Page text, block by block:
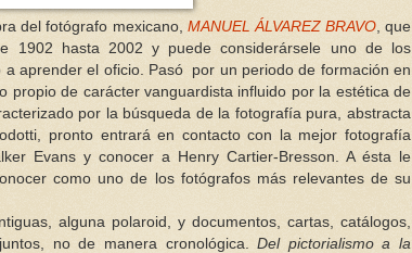
del fotógrafo mexicano, MANUEL ÁLVAREZ BRAVO, que
1902 hasta 2002 y puede considerársele uno de los
aprender el oficio. Pasó por un periodo de formación en
propio de carácter vanguardista influido por la estética de
por la búsqueda de la fotografía pura, abstracta
pronto entrará en contacto con la mejor fotografía
Evans y conocer a Henry Cartier-Bresson. A ésta le
como uno de los fotógrafos más relevantes de su
alguna polaroid, y documentos, cartas, catálogos,
no de manera cronológica.Del pictorialismo a la